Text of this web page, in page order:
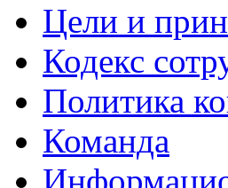
Цели и
Кодекс
Политика
Команда